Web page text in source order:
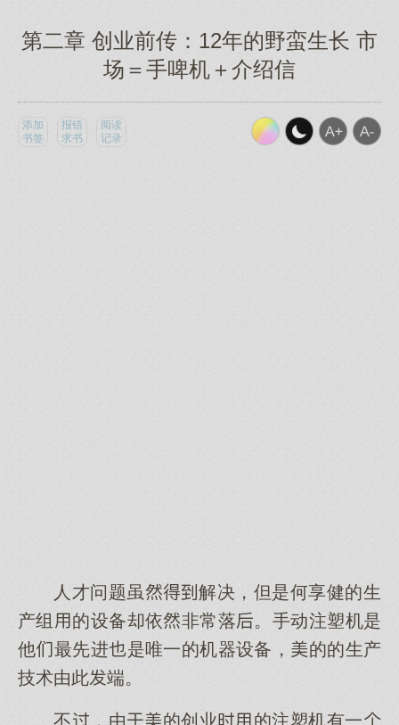
第二章 创业前传：12年的野蛮生长 市
场＝手啤机＋介绍信
添加
书签
报错
求书
阅读
记录
人才问题虽解决，但是何享健的生
产组的设备却依非常落。手动注塑机是
他最先进是唯一的机器设备，的的生产
技术由此端。
不，由的创业的注塑机有一